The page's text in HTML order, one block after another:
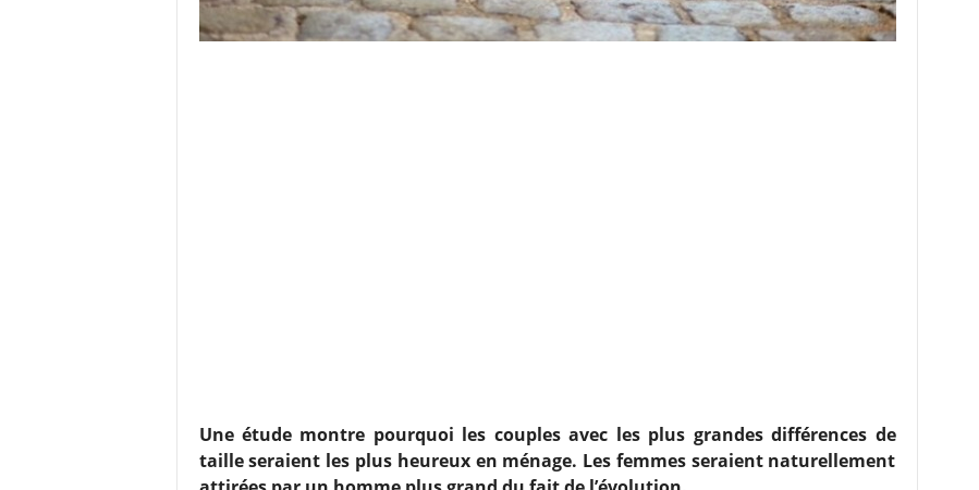
Une étude montre pourquoi les couples avec les plus grandes différences de
taille seraient les plus heureux en ménage. Les femmes seraient naturellement